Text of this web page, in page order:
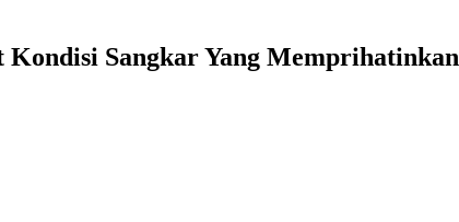
Sangkar Yang Memprihatinkan